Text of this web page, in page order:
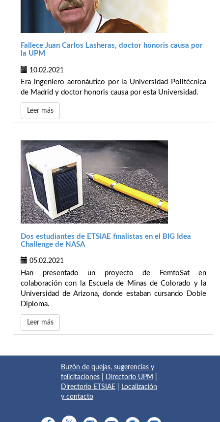
Fallece Juan Carlos Lasheras, doctor honoris causa por
la UPM
10.02.2021
Era ingeniero aeronáutico por la Universidad Politécnica
de Madrid y doctor honoris causa por esta Universidad.
Leer más
Dos estudiantes de ETSIAE finalistas en el BIG Idea
Challenge de NASA
05.02.2021
Han presentado un proyecto de FemtoSat en
colaboración con la Escuela de Minas de Colorado y la
Universidad de Arizona, donde estaban cursando Doble
Diploma.
Leer más
Buzón de quejas, sugerencias y
felicitaciones
Directorio UPM
Directorio ETSIAE
Localización
y contacto